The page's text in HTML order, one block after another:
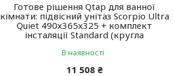
Готове рішення Qtap для ванної
кімнати: підвісний унітаз Scorpio Ultra
Quiet 490x365x325 + комплект
інсталяції Standard (кругла
В наявності
11 508 ₴